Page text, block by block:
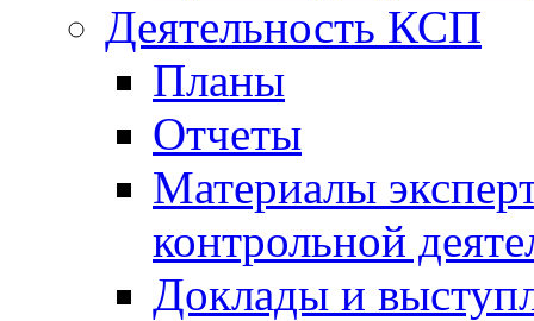
Деятельность КСП
Планы
Отчеты
Материалы
контрольной
Доклады и